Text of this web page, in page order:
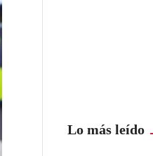
Lo más leído